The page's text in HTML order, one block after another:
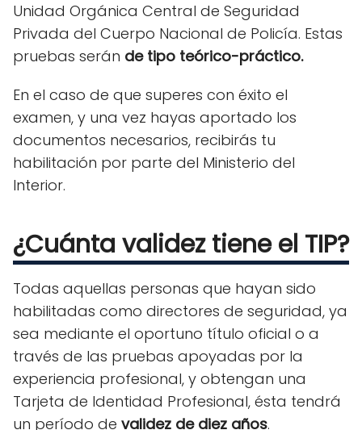
Unidad Orgánica Central de Seguridad
Privada del Cuerpo Nacional de Policía. Estas
pruebas serán de tipo teórico-práctico.
En el caso de que superes con éxito el
examen, y una vez hayas aportado los
documentos necesarios, recibirás tu
habilitación por parte del Ministerio del
Interior.
¿Cuánta validez tiene el TIP?
Todas aquellas personas que hayan sido
habilitadas como directores de seguridad, ya
sea mediante el oportuno título oficial o a
través de las pruebas apoyadas por la
experiencia profesional, y obtengan una
Tarjeta de Identidad Profesional, ésta tendrá
un período de validez de diez años.